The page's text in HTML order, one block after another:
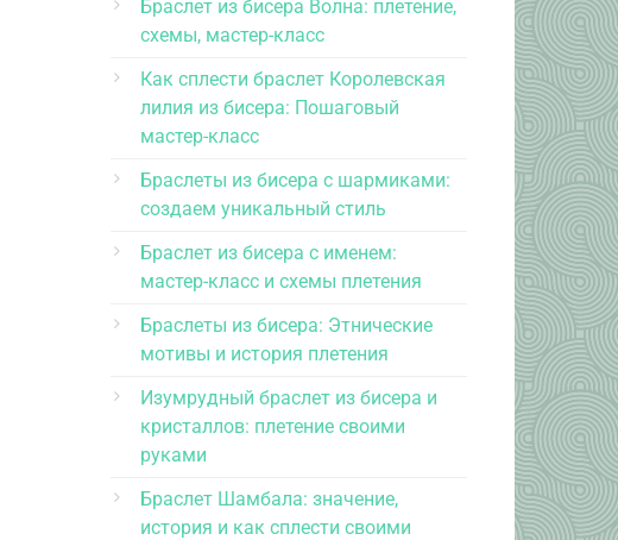
Браслет из бисера Волна: плетение,
схемы, мастер-класс
Как сплести браслет Королевская
лилия из бисера: Пошаговый
мастер-класс
Браслеты из бисера с шармиками:
создаем уникальный стиль
Браслет из бисера с именем:
мастер-класс и схемы плетения
Браслеты из бисера: Этнические
мотивы и история плетения
Изумрудный браслет из бисера и
кристаллов: плетение своими
руками
Браслет Шамбала: значение,
история и как сплести своими